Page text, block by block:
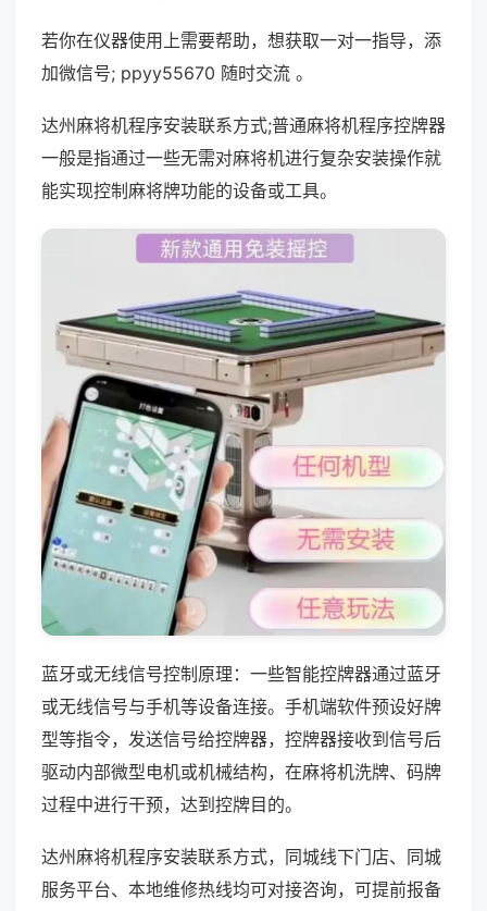
若你在仪器使用上需要帮助，想获取一对一指导，添
加微信号; ppyy55670 随时交流 。
达州麻将机程序安装联系方式;普通麻将机程序控牌器
一般是指通过一些无需对麻将机进行复杂安装操作就
能实现控制麻将牌功能的设备或工具。
蓝牙或无线信号控制原理：一些智能控牌器通过蓝牙
或无线信号与手机等设备连接。手机端软件预设好牌
型等指令，发送信号给控牌器，控牌器接收到信号后
驱动内部微型电机或机械结构，在麻将机洗牌、码牌
过程中进行干预，达到控牌目的。
达州麻将机程序安装联系方式，同城线下门店、同城
服务平台、本地维修热线均可对接咨询，可提前报备